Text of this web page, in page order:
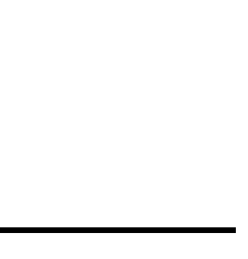
นาคารพาณิชย์ลดลง จากรายได้บาง